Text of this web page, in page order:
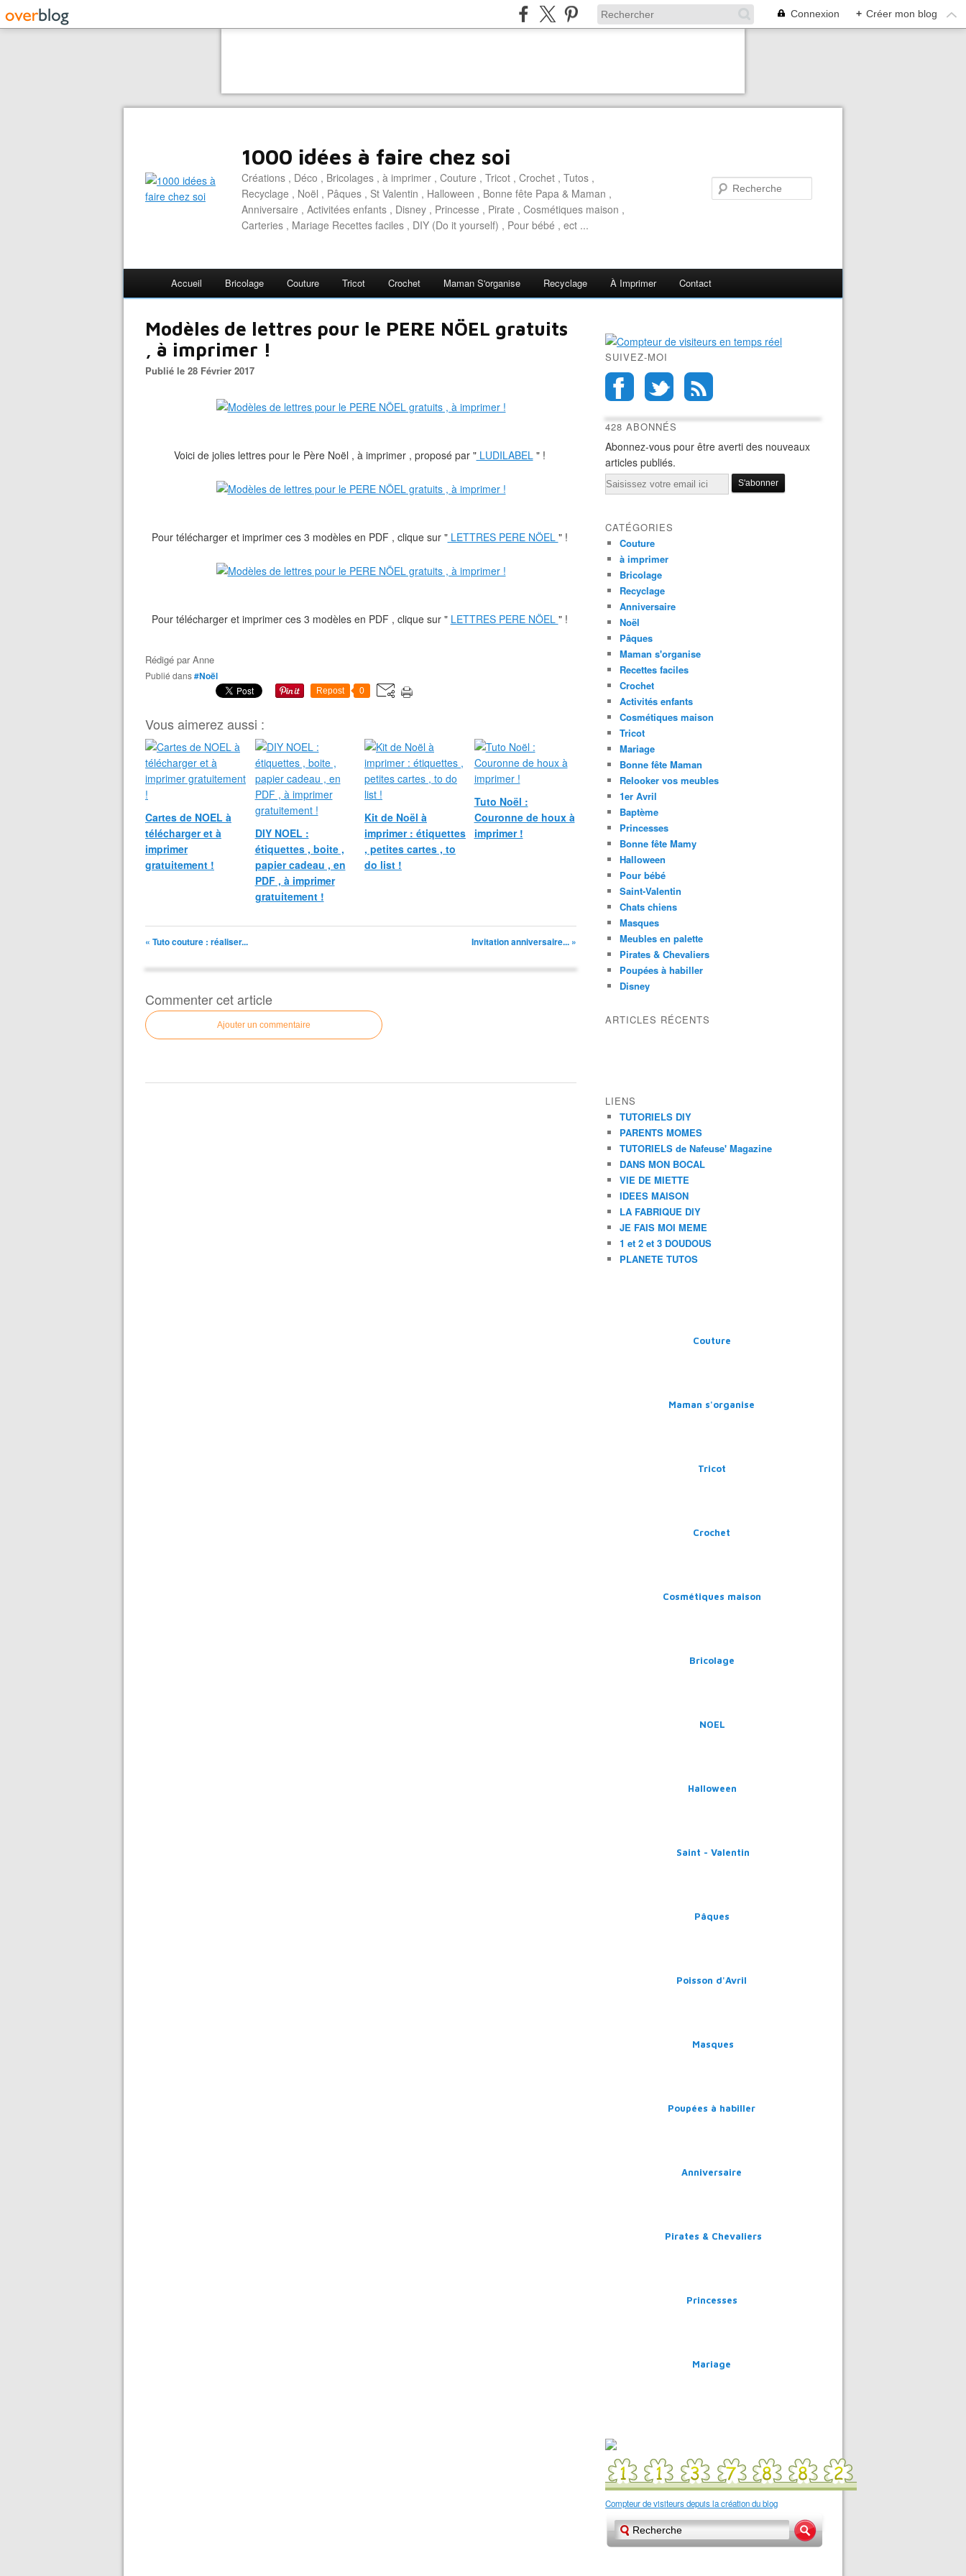
Connexion + Créer mon blog
1000 idées à faire chez soi
Créations , Déco , Bricolages , à imprimer , Couture , Tricot , Crochet , Tutos ,
Recyclage , Noël , Pâques , St Valentin , Halloween , Bonne fête Papa & Maman ,
Anniversaire , Activitées enfants , Disney , Princesse , Pirate , Cosmétiques maison ,
Carteries , Mariage Recettes faciles , DIY (Do it yourself) , Pour bébé , ect ...
Accueil Bricolage Couture Tricot Crochet Maman S'organise Recyclage À Imprimer Contact
Modèles de lettres pour le PERE NÖEL gratuits
, à imprimer !
Publié le 28 Février 2017
Voici de jolies lettres pour le Père Noël , à imprimer , proposé par "LUDILABEL" !
Pour télécharger et imprimer ces 3 modèles en PDF , clique sur "LETTRES PERE NÖEL " !
Pour télécharger et imprimer ces 3 modèles en PDF , clique sur " LETTRES PERE NÖEL " !
Rédigé parAnne
Publié dans#Noël
Repost 0
Vous aimerez aussi :
Cartes de NOEL à
télécharger et à
imprimer
gratuitement !
DIY NOEL :
étiquettes , boite ,
papier cadeau , en
PDF , à imprimer
gratuitement !
Kit de Noël à
imprimer : étiquettes
, petites cartes , to
do list !
Tuto Noël :
Couronne de houx à
imprimer !
« Tuto couture : réaliser... Invitation anniversaire... »
Commenter cet article
Ajouter un commentaire
SUIVEZ-MOI
428 ABONNÉS
Abonnez-vous pour être averti des nouveaux
articles publiés.
Email
CATÉGORIES
Couture
à imprimer
Bricolage
Recyclage
Anniversaire
Noël
Pâques
Maman s'organise
Recettes faciles
Crochet
Activités enfants
Cosmétiques maison
Tricot
Mariage
Bonne fête Maman
Relooker vos meubles
1er Avril
Baptème
Princesses
Bonne fête Mamy
Halloween
Pour bébé
Saint-Valentin
Chats chiens
Masques
Meubles en palette
Pirates & Chevaliers
Poupées à habiller
Disney
ARTICLES RÉCENTS
LIENS
TUTORIELS DIY
PARENTS MOMES
TUTORIELS de Nafeuse' Magazine
DANS MON BOCAL
VIE DE MIETTE
IDEES MAISON
LA FABRIQUE DIY
JE FAIS MOI MEME
1 et 2 et 3 DOUDOUS
PLANETE TUTOS
Couture
Maman s'organise
Tricot
Crochet
Cosmétiques maison
Bricolage
NOEL
Halloween
Saint - Valentin
Pâques
Poisson d'Avril
Masques
Poupées à habiller
Anniversaire
Pirates & Chevaliers
Princesses
Mariage
Compteur de visiteurs depuis la création du blog